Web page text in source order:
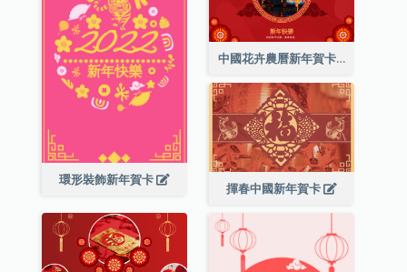
環形裝飾新年賀卡
中國花卉農曆新年賀卡
揮春中國新年賀卡